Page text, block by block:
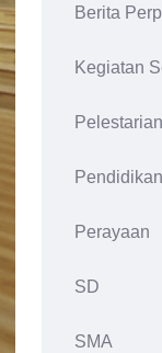
Berita
Kegiatan
Perayaan
SD
SMA